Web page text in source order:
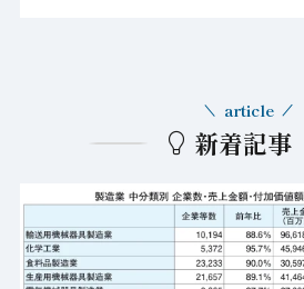
新着記事
article